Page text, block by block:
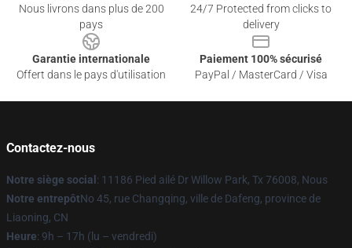
Nous livrons dans plus de 200
pays
24/7 Protected from clicks to
delivery
Garantie internationale
Offert dans le pays d'utilisation
Paiement 100% sécurisé
PayPal / MasterCard / Visa
Contactez-nous
Notre siège social : 11186 Pied ailé Dr Willow Park, Tx 76008, Nous
Notre entrepôtNo 45, rue Changqing, ville de Dafeng, province de
Liaoning, CN
Heure: 9h – 17h (lu – vendredi)